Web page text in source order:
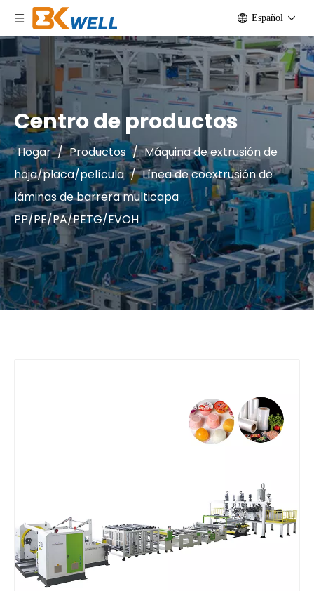
Español
Centro de productos
Hogar / Productos / Máquina de extrusión de
hoja/placa/película / Línea de coextrusión de
láminas de barrera multicapa
PP/PE/PA/PETG/EVOH